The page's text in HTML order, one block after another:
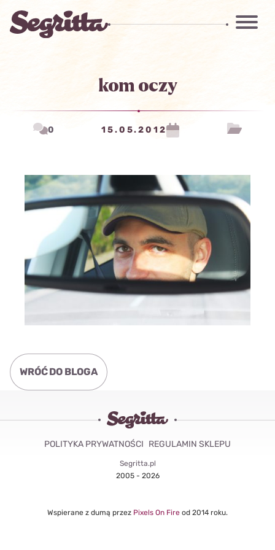
kom oczy
0 15.05.2012
WRÓĆ DO BLOGA
Segritta.pl
2005 - 2026
POLITYKA PRYWATNOŚCI REGULAMIN SKLEPU
Wspierane z dumą przez Pixels On Fire od 2014 roku.